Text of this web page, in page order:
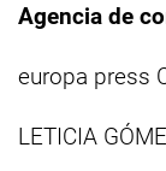
Agencia de
europa press
LETICIA